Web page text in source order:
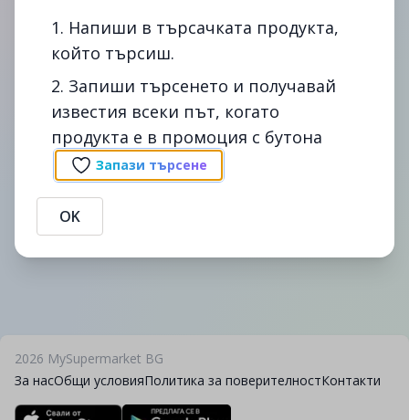
СподелиСигнал
Промоции на лайм бр в cba. Сравни цените на лайм бр в
България - спести време и пари с помощта на
mysupermarket.bg
Предоставената информация е публична. В случай, че
никого.
2026 MySupermarket BG
За насОбщи условияПолитика за поверителностКонтакти
1. Напиши в търсачката продукта,
който търсиш.
2. Запиши търсенето и получавай
известия всеки път, когато
продукта е в промоция с бутона
Запази търсене
OK